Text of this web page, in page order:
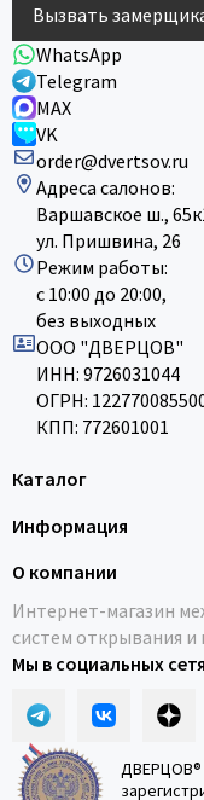
Вызвать
WhatsApp
Telegram
MAX
VK
order@dvertsov.ru
Адреса салонов:
Варшавское ш.,
ул. Пришвина, 26
Режим работы:
с 10:00 до 20:00,
без выходных
ООО "ДВЕРЦОВ"
ИНН: 9726031044
ОГРН:
КПП: 772601001
Каталог
Информация
О компании
Интернет-магазин
систем открывания
Мы в социальных
ДВЕРЦОВ®